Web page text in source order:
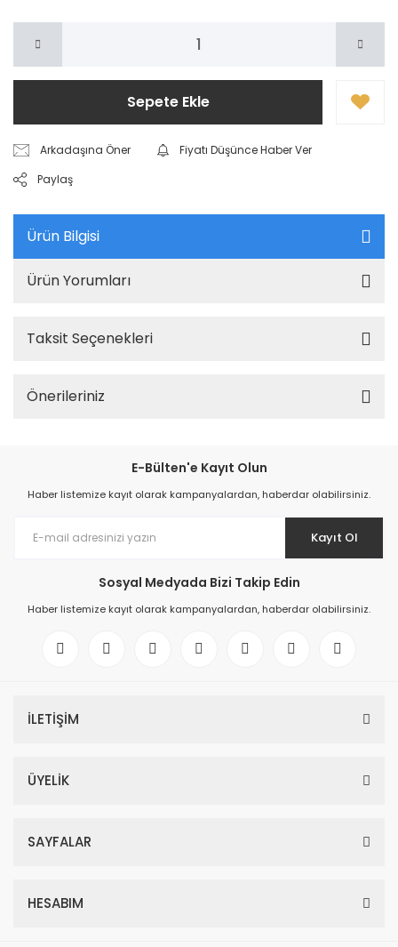
Sepete Ekle
Arkadaşına Öner
Fiyatı Düşünce Haber Ver
Paylaş
Ürün Bilgisi
Ürün Yorumları
Taksit Seçenekleri
Önerileriniz
E-Bülten'e Kayıt Olun
Haber listemize kayıt olarak kampanyalardan, haberdar olabilirsiniz.
Kayıt Ol
Sosyal Medyada Bizi Takip Edin
Haber listemize kayıt olarak kampanyalardan, haberdar olabilirsiniz.
İLETİŞİM
ÜYELİK
SAYFALAR
HESABIM